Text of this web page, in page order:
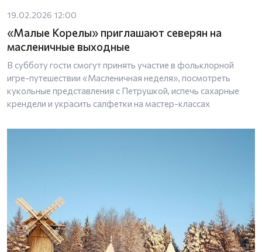
19.02.2026 12:00
«Малые Корелы» приглашают северян на
масленичные выходные
В субботу гости смогут принять участие в фольклорной
игре-путешествии «Масленичная неделя», посмотреть
кукольные представления с Петрушкой, испечь сахарные
крендели и украсить салфетки на мастер-классах